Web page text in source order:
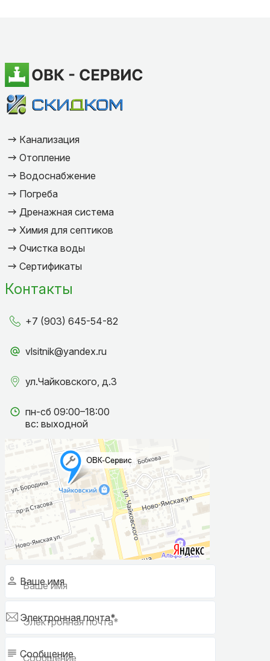
Канализация
Отопление
Водоснабжение
Погреба
Дренажная система
Химия для септиков
Очистка воды
Сертификаты
Контакты
+7 (903) 645-54-82
vlsitnik@yandex.ru
ул.Чайковского, д.3
пн-сб 09:00–18:00
вс: выходной
Ваше имя
Электронная почта*
Сообщение